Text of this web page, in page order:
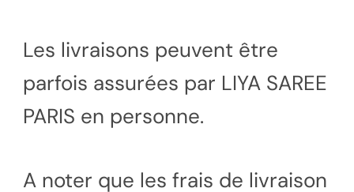
Les livraisons peuvent être
parfois assurées par LIYA SAREE
PARIS en personne.
A noter que les frais de livraison